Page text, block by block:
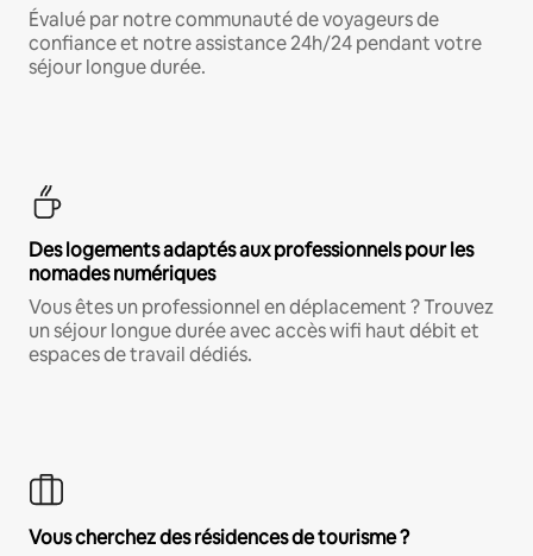
Évalué par notre communauté de voyageurs de
confiance et notre assistance 24h/24 pendant votre
séjour longue durée.
Des logements adaptés aux professionnels pour les
nomades numériques
Vous êtes un professionnel en déplacement ? Trouvez
un séjour longue durée avec accès wifi haut débit et
espaces de travail dédiés.
Vous cherchez des résidences de tourisme ?